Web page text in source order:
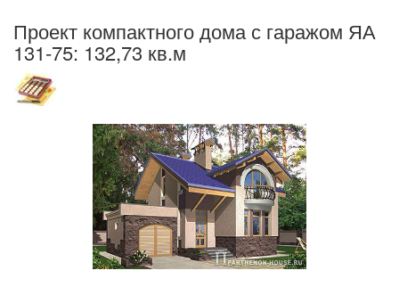
Проект компактного дома с гаражом ЯА
131-75: 132,73 кв.м